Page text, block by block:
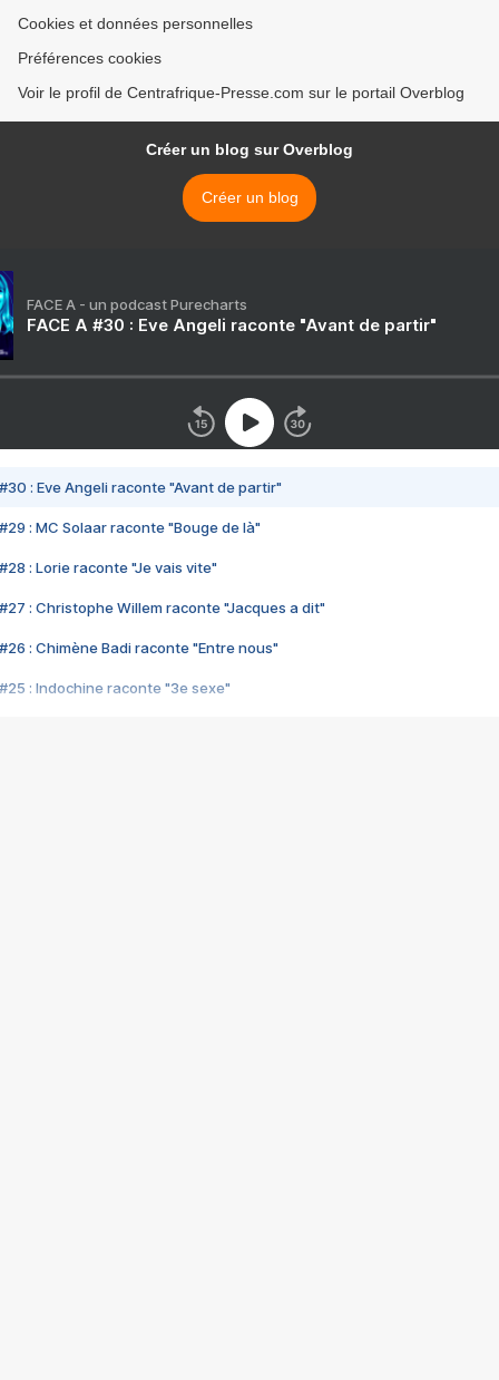
Cookies et données personnelles
Préférences cookies
Voir le profil de Centrafrique-Presse.com sur le portail Overblog
Créer un blog sur Overblog
Créer un blog
FACE A - un podcast Purecharts
FACE A #30 : Eve Angeli raconte "Avant de partir"
#30 : Eve Angeli raconte "Avant de partir"
#29 : MC Solaar raconte "Bouge de là"
#28 : Lorie raconte "Je vais vite"
#27 : Christophe Willem raconte "Jacques a dit"
#26 : Chimène Badi raconte "Entre nous"
#25 : Indochine raconte "3e sexe"